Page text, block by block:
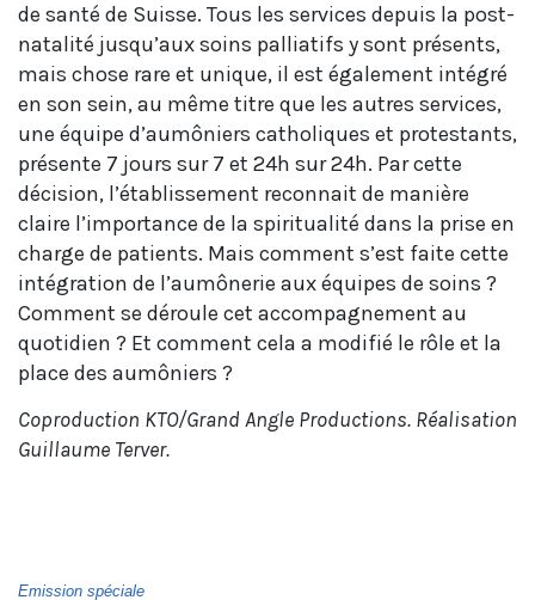
de santé de Suisse. Tous les services depuis la post-
natalité jusqu’aux soins palliatifs y sont présents,
mais chose rare et unique, il est également intégré
en son sein, au même titre que les autres services,
une équipe d’aumôniers catholiques et protestants,
présente 7 jours sur 7 et 24h sur 24h. Par cette
décision, l’établissement reconnait de manière
claire l’importance de la spiritualité dans la prise en
charge de patients. Mais comment s’est faite cette
intégration de l’aumônerie aux équipes de soins ?
Comment se déroule cet accompagnement au
quotidien ? Et comment cela a modifié le rôle et la
place des aumôniers ?
Coproduction KTO/Grand Angle Productions. Réalisation
Guillaume Terver.
Emission spéciale